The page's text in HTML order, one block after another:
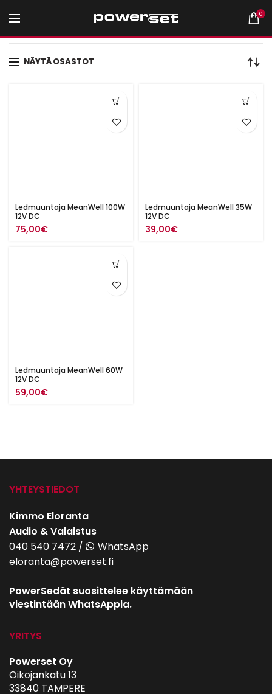
0
NÄYTÄ OSASTOT
Ledmuuntaja MeanWell 100W
12V DC
75,00€
Ledmuuntaja MeanWell 35W
12V DC
39,00€
Ledmuuntaja MeanWell 60W
12V DC
59,00€
YHTEYSTIEDOT
Kimmo Eloranta
Audio & Valaistus
040 540 7472 /
WhatsApp
eloranta@powerset.fi
PowerSedät suosittelee käyttämään
viestintään WhatsAppia.
YRITYS
Powerset Oy
Oikojankatu 13
33840 TAMPERE